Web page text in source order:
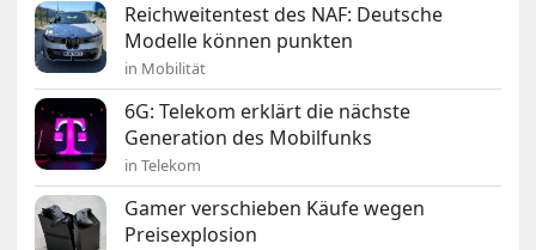
Reichweitentest des NAF: Deutsche
Modelle können punkten
in Mobilität
6G: Telekom erklärt die nächste
Generation des Mobilfunks
in Telekom
Gamer verschieben Käufe wegen
Preisexplosion